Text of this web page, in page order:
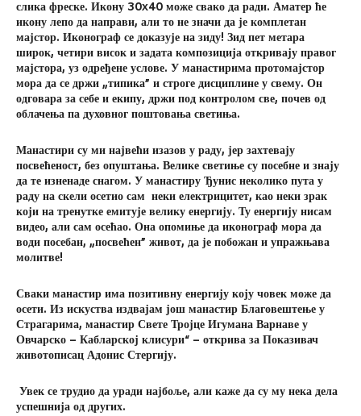
слика фреске. Икону 30x40 може свако да ради. Аматер ће
икону лепо да направи, али то не значи да је комплетан
мајстор. Иконограф се доказује на зиду! Зид пет метара
широк, четири висок и задата композиција откривају правог
мајстора, уз одређене услове. У манастирима протомајстор
мора да се држи „типика” и строге дисциплине у свему. Он
одговара за себе и екипу, држи под контролом све, почев од
облачења па духовног поштовања светиња.
Манастири су ми највећи изазов у раду, јер захтевају
посвећеност, без опуштања. Велике светиње су посебне и знају
да те изненаде снагом. У манастиру Ђунис неколико пута у
раду на скели осетио сам неки електрицитет, као неки зрак
који на тренутке емитује велику енергију. Ту енергију нисам
видео, али сам осећао. Она опомиње да иконограф мора да
води посебан, „посвећен” живот, да је побожан и упражњава
молитве!
Сваки манастир има позитивну енергију коју човек може да
осети. Из искуства издвајам још манастир Благовештење у
Страгарима, манастир Свете Тројце Игумана Варнаве у
Овчарско – Кабларској клисури“ – открива за Показивач
животописац Адонис Стергију.
Увек се трудио да уради најбоље, али каже да су му нека дела
успешнија од других.